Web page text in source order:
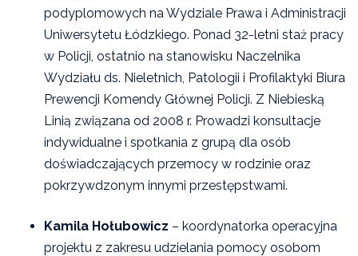
podyplomowych na Wydziale Prawa i Administracji
Uniwersytetu Łódzkiego. Ponad 32-letni staż pracy
w Policji, ostatnio na stanowisku Naczelnika
Wydziału ds. Nieletnich, Patologii i Profilaktyki Biura
Prewencji Komendy Głównej Policji. Z Niebieską
Linią związana od 2008 r. Prowadzi konsultacje
indywidualne i spotkania z grupą dla osób
doświadczających przemocy w rodzinie oraz
pokrzywdzonym innymi przestępstwami.
Kamila Hołubowicz – koordynatorka operacyjna
projektu z zakresu udzielania pomocy osobom